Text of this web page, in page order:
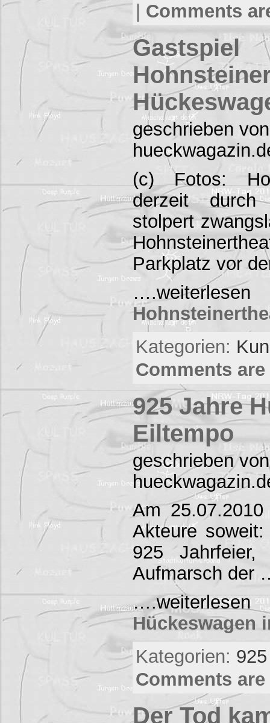
Comments
Gastspiel
geschrieben
(c) Fotos:
derzeit durch
stolpert
Parkplatz vor
Kategorien:
Comments
925 Jahre
Eiltempo
geschrieben
Am
Akteure
925
Aufmarsch der
Hückeswagen
Kategorien:
Comments
Der Tod